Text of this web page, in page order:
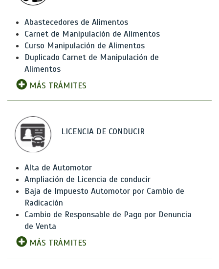
Abastecedores de Alimentos
Carnet de Manipulación de Alimentos
Curso Manipulación de Alimentos
Duplicado Carnet de Manipulación de
Alimentos
MÁS TRÁMITES
LICENCIA DE CONDUCIR
Alta de Automotor
Ampliación de Licencia de conducir
Baja de Impuesto Automotor por Cambio de
Radicación
Cambio de Responsable de Pago por Denuncia
de Venta
MÁS TRÁMITES